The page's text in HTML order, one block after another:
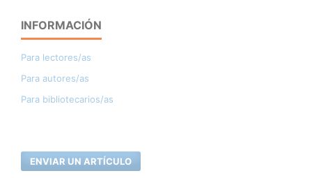
INFORMACIÓN
Para lectores/as
Para autores/as
Para bibliotecarios/as
ENVIAR UN ARTÍCULO